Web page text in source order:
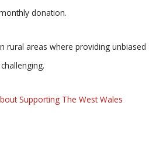
donation.
rural areas where providing unbiased
Supporting The West Wales